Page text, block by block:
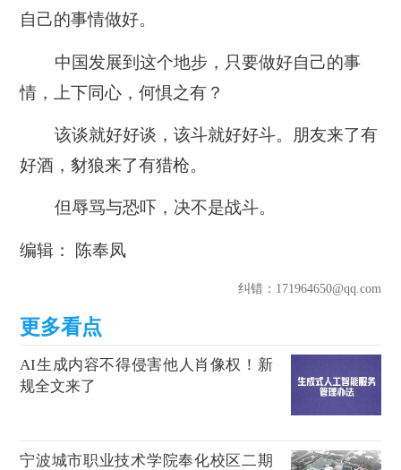
自己的事情做好。
中国发展到这个地步，只要做好自己的事
情，上下同心，何惧之有？
该谈就好好谈，该斗就好好斗。朋友来了有
好酒，豺狼来了有猎枪。
但辱骂与恐吓，决不是战斗。
编辑： 陈奉凤
纠错：171964650@qq.com
AI生成内容不得侵害他人肖像权！新
规全文来了
宁波城市职业技术学院奉化校区二期